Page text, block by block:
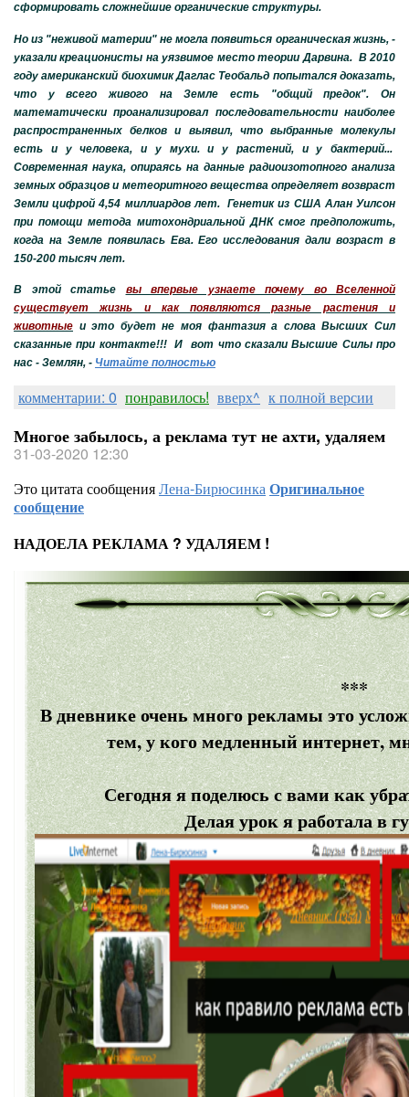
сформировать сложнейшие органические структуры.
Но из "неживой материи" не могла появиться органическая жизнь, -
указали креационисты на уязвимое место теории Дарвина. В 2010
году американский биохимик Даглас Теобальд попытался доказать,
что у всего живого на Земле есть "общий предок". Он
математически проанализировал последовательности наиболее
распространенных белков и выявил, что выбранные молекулы
есть и у человека, и у мухи. и у растений, и у бактерий...
Современная наука, опираясь на данные радиоизотопного анализа
земных образцов и метеоритного вещества определяет возвраст
Земли цифрой 4,54 миллиардов лет. Генетик из США Алан Уилсон
при помощи метода митохондриальной ДНК смог предположить,
когда на Земле появилась Ева. Его исследования дали возраст в
150-200 тысяч лет.
В этой статье вы впервые узнаете почему во Вселенной
существует жизнь и как появляются разные растения и
животные и это будет не моя фантазия а слова Высших Сил
сказанные при контакте!!! И вот что сказали Высшие Силы про
нас - Землян, - Читайте полностью
комментарии: 0 понравилось! вверх^ к полной версии
Многое забылось, а реклама тут не ахти, удаляем
31-03-2020 12:30
Это цитата сообщенияЛена-БирюсинкаОригинальное
сообщение
НАДОЕЛА РЕКЛАМА ? УДАЛЯЕМ !
***
В дневнике очень много рекламы это
тем, у кого медленный интернет,
Сегодня я поделюсь с вами как
Делая урок я работала в